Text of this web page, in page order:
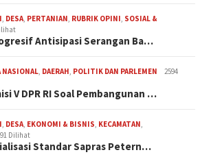
DESA PERTANIAN RUBRIK OPINI SOSIAL &
Antisipasi Serangan Ba…
NASIONAL DAERAH POLITIK DAN PARLEMEN
2594
V DPR RI Soal Pembangunan …
DESA EKONOMI & BISNIS KECAMATAN
Dilihat
Standar Sapras Petern…